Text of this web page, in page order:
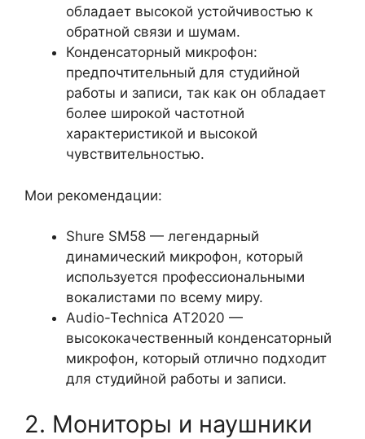
обладает высокой устойчивостью к
обратной связи и шумам.
Конденсаторный микрофон:
предпочтительный для студийной
работы и записи, так как он обладает
более широкой частотной
характеристикой и высокой
чувствительностью.
Мои рекомендации:
Shure SM58 — легендарный
динамический микрофон, который
используется профессиональными
вокалистами по всему миру.
Audio-Technica AT2020 —
высококачественный конденсаторный
микрофон, который отлично подходит
для студийной работы и записи.
2. Мониторы и наушники